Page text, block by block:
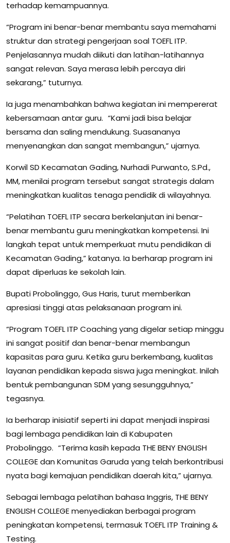
terhadap kemampuannya.
“Program ini benar-benar membantu saya memahami
struktur dan strategi pengerjaan soal TOEFL ITP.
Penjelasannya mudah diikuti dan latihan-latihannya
sangat relevan. Saya merasa lebih percaya diri
sekarang,” tuturnya.
Ia juga menambahkan bahwa kegiatan ini mempererat
kebersamaan antar guru. “Kami jadi bisa belajar
bersama dan saling mendukung. Suasananya
menyenangkan dan sangat membangun,” ujarnya.
Korwil SD Kecamatan Gading, Nurhadi Purwanto, S.Pd.,
MM, menilai program tersebut sangat strategis dalam
meningkatkan kualitas tenaga pendidik di wilayahnya.
“Pelatihan TOEFL ITP secara berkelanjutan ini benar-
benar membantu guru meningkatkan kompetensi. Ini
langkah tepat untuk memperkuat mutu pendidikan di
Kecamatan Gading,” katanya. Ia berharap program ini
dapat diperluas ke sekolah lain.
Bupati Probolinggo, Gus Haris, turut memberikan
apresiasi tinggi atas pelaksanaan program ini.
“Program TOEFL ITP Coaching yang digelar setiap minggu
ini sangat positif dan benar-benar membangun
kapasitas para guru. Ketika guru berkembang, kualitas
layanan pendidikan kepada siswa juga meningkat. Inilah
bentuk pembangunan SDM yang sesungguhnya,”
tegasnya.
Ia berharap inisiatif seperti ini dapat menjadi inspirasi
bagi lembaga pendidikan lain di Kabupaten
Probolinggo. “Terima kasih kepada THE BENY ENGLISH
COLLEGE dan Komunitas Garuda yang telah berkontribusi
nyata bagi kemajuan pendidikan daerah kita,” ujarnya.
Sebagai lembaga pelatihan bahasa Inggris, THE BENY
ENGLISH COLLEGE menyediakan berbagai program
peningkatan kompetensi, termasuk TOEFL ITP Training &
Testing.